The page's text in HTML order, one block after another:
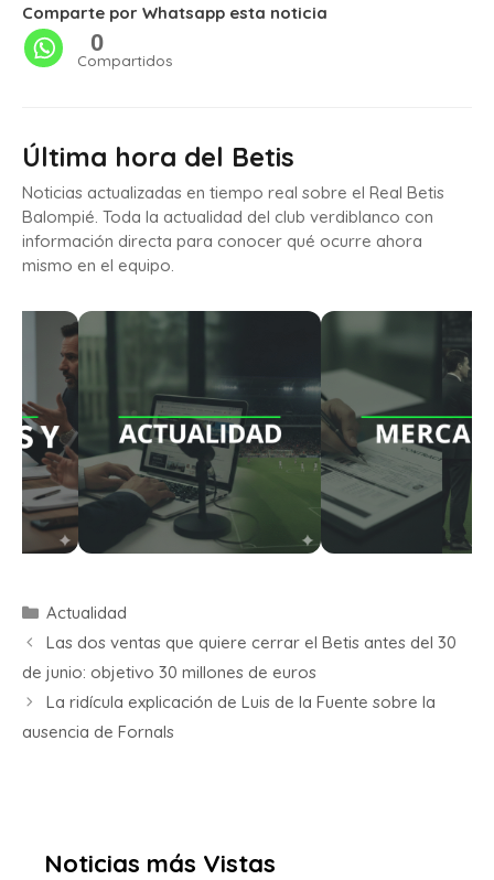
Comparte por Whatsapp esta noticia
0
Compartidos
Última hora del Betis
Noticias actualizadas en tiempo real sobre el Real Betis
Balompié. Toda la actualidad del club verdiblanco con
información directa para conocer qué ocurre ahora
mismo en el equipo.
Actualidad
Las dos ventas que quiere cerrar el Betis antes del 30
de junio: objetivo 30 millones de euros
La ridícula explicación de Luis de la Fuente sobre la
ausencia de Fornals
Noticias más Vistas